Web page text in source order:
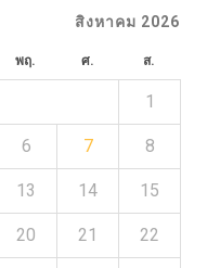
สิงหาคม 2026
พฤ. ศ. ส.
1
6 7 8
13 14 15
20 21 22